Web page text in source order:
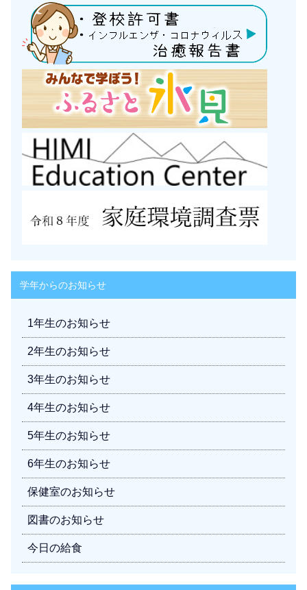
学年からのお知らせ
1年生のお知らせ
2年生のお知らせ
3年生のお知らせ
4年生のお知らせ
5年生のお知らせ
6年生のお知らせ
保健室のお知らせ
図書のお知らせ
今日の給食